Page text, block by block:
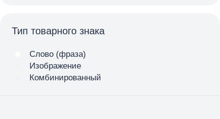
Тип товарного знака
Слово (фраза)
Изображение
Комбинированный